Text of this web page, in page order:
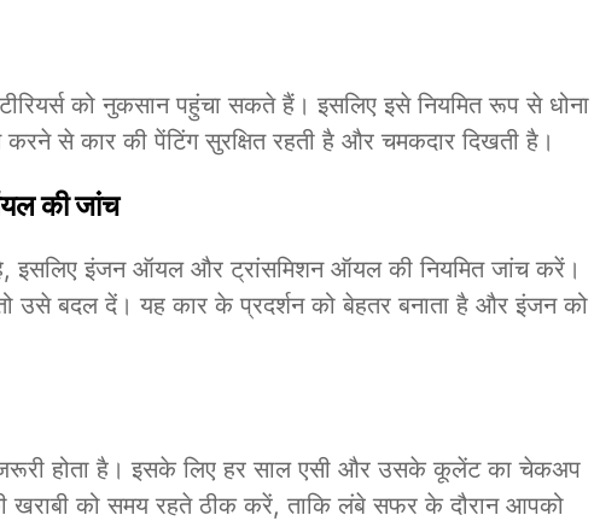
को नुकसान पहुंचा सकते हैं। इसलिए इसे नियमित रूप से धोना
से कार की पेंटिंग सुरक्षित रहती है और चमकदार दिखती है।
की जांच
है, इसलिए इंजन ऑयल और ट्रांसमिशन ऑयल की नियमित जांच करें।
उसे बदल दें। यह कार के प्रदर्शन को बेहतर बनाता है और इंजन को
जरूरी होता है। इसके लिए हर साल एसी और उसके कूलेंट का चेकअप
खराबी को समय रहते ठीक करें, ताकि लंबे सफर के दौरान आपको